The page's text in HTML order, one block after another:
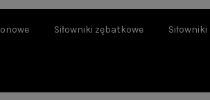
Siłowniki zębatkowe